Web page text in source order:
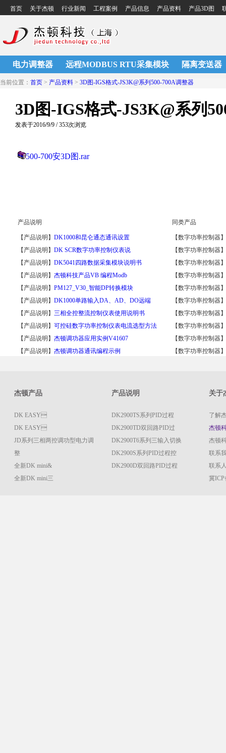
首页 关于杰顿 行业新闻 工程案例 产品信息 产品资料 产品3D图
电力调整器 远程MODBUS RTU采集模块 隔离变送器
当前位置： 首页 > 产品资料 > 3D图-IGS格式-JS3K@系列500-700A调整器
3D图-IGS格式-JS3K@系列
发表于2016/9/9 / 353次浏览
500-700安3D图.rar
产品说明
【产品说明】DK1000和昆仑通态通讯设置
【产品说明】DK SCR数字功率控制仪表说
【产品说明】DK5041四路数据采集模块说明书
【产品说明】杰顿科技产品VB 编程Modb
【产品说明】PM127_V30_智能DP转换模块
【产品说明】DK1000单路输入DA、AD、DO远端
【产品说明】三相全控整流控制仪表使用说明书
【产品说明】可控硅数字功率控制仪表电流选型方法
【产品说明】杰顿调功器应用实例V41607
【产品说明】杰顿调功器通讯编程示例
同类产品
【数字功率控制器
【数字功率控制器
【数字功率控制器
【数字功率控制器
【数字功率控制器
【数字功率控制器
【数字功率控制器
【数字功率控制器
【数字功率控制器
【数字功率控制器
杰顿产品
DK EASY
DK EASY
JD系列三相两控调功型电力调
整
全新DK mini&
全新DK mini三
产品说明
DK2900TS系列PID过程
DK2900TD双回路PID过
DK2900T6系列三输入切换
DK2900S系列PID过程控
DK2900D双回路PID过程
关于
了解
杰顿
杰顿
联系
联系
冀ICP